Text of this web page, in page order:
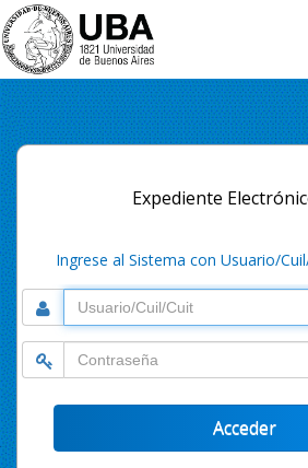
Expediente
Ingrese al Sistema con Usuario/
Usuario
Acceder